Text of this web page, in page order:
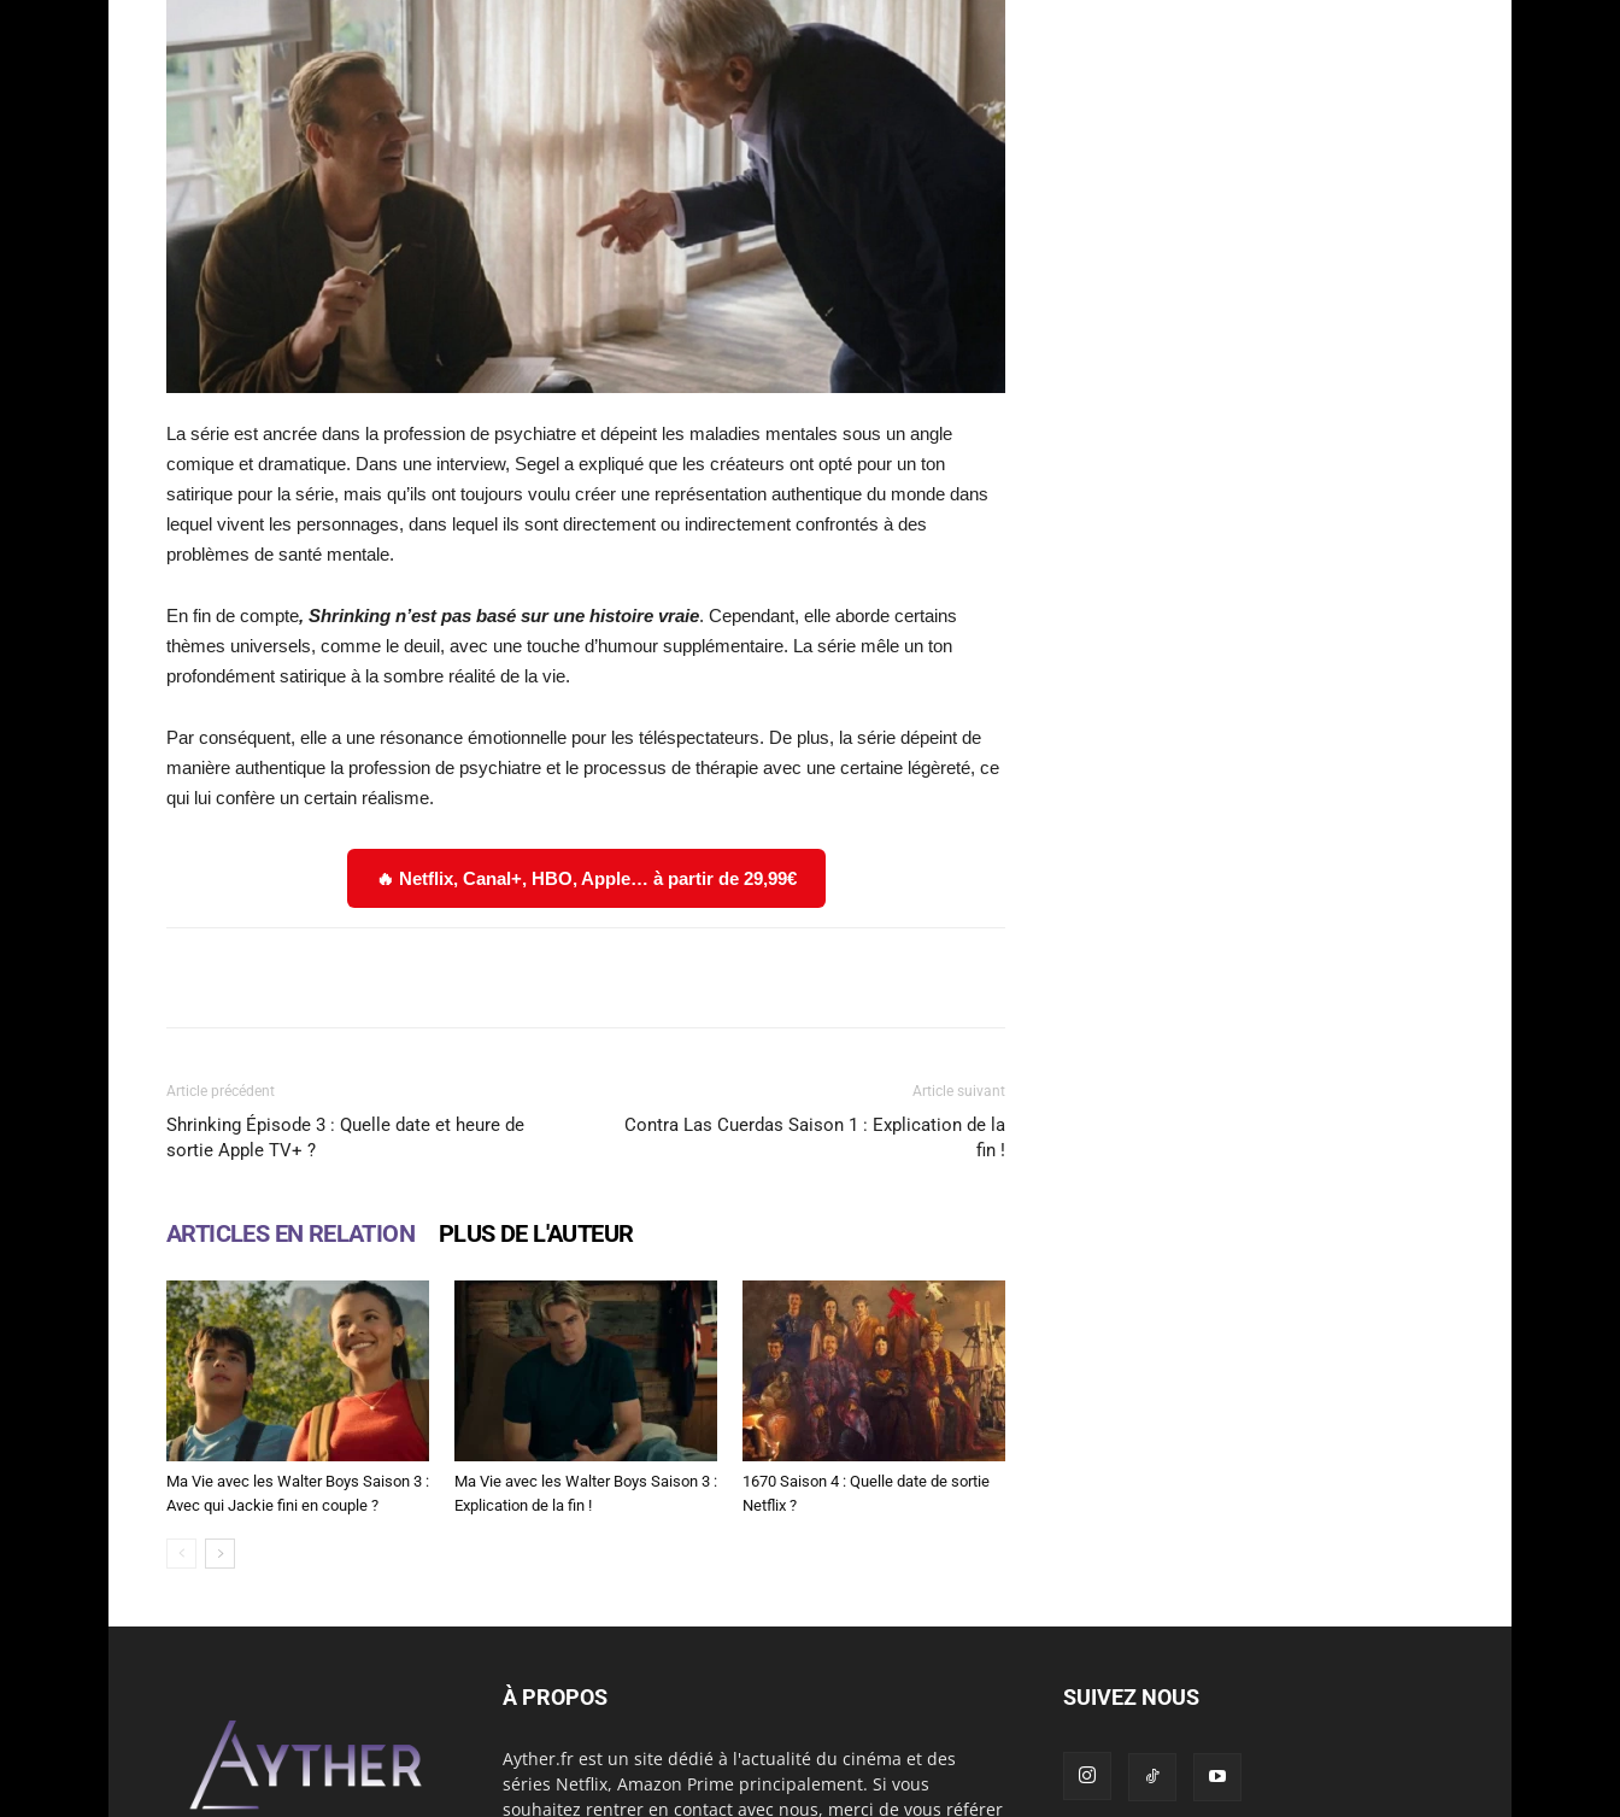
La série est ancrée dans la profession de psychiatre et dépeint les maladies mentales sous un angle
comique et dramatique. Dans une interview, Segel a expliqué que les créateurs ont opté pour un ton
satirique pour la série, mais qu’ils ont toujours voulu créer une représentation authentique du monde dans
lequel vivent les personnages, dans lequel ils sont directement ou indirectement confrontés à des
problèmes de santé mentale.
En fin de compte, Shrinking n’est pas basé sur une histoire vraie. Cependant, elle aborde certains
thèmes universels, comme le deuil, avec une touche d’humour supplémentaire. La série mêle un ton
profondément satirique à la sombre réalité de la vie.
Par conséquent, elle a une résonance émotionnelle pour les téléspectateurs. De plus, la série dépeint de
manière authentique la profession de psychiatre et le processus de thérapie avec une certaine légèreté, ce
qui lui confère un certain réalisme.
🔥 Netflix, Canal+, HBO, Apple… à partir de 29,99€
Article précédent
Shrinking Épisode 3 : Quelle date et heure de
sortie Apple TV+ ?
Article suivant
Contra Las Cuerdas Saison 1 : Explication de la
fin !
ARTICLES EN RELATION PLUS DE L'AUTEUR
Ma Vie avec les Walter Boys Saison 3 :
Avec qui Jackie fini en couple ?
Ma Vie avec les Walter Boys Saison 3 :
Explication de la fin !
1670 Saison 4 : Quelle date de sortie
Netflix ?
À PROPOS
Ayther.fr est un site dédié à l'actualité du cinéma et des
séries Netflix, Amazon Prime principalement. Si vous
souhaitez rentrer en contact avec nous, merci de vous référer
SUIVEZ NOUS